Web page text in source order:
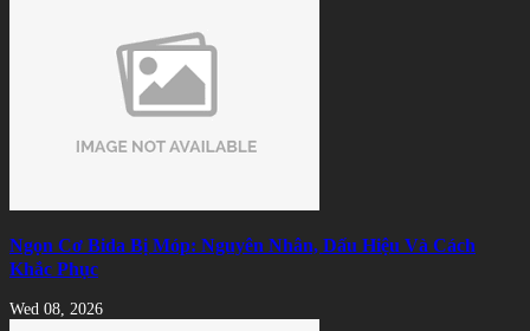
Ngọn Cơ Bida Bị Móp: Nguyên Nhân, Dấu Hiệu Và Cách
Khắc Phục
Wed 08, 2026